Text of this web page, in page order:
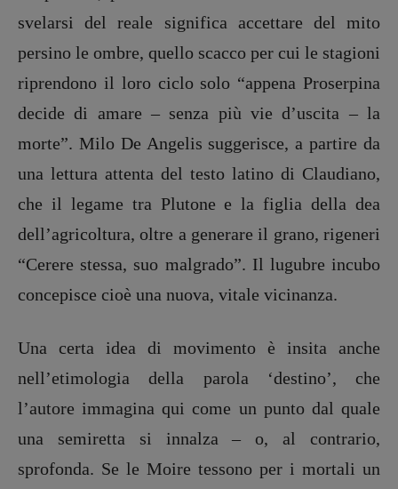
R EDAZIONE
Walter Catalano,Giuseppe Costigliola,
Anna da Re Roberto Derobertis
Fabio Malagnini
Marcoli,Elisabetta Michielin ,Nicole
Spallina
Tania Tonin
CONTATTI
Case editrici e coordinamento
Elio Grasso[eliovoyager@gmail.com]
Coordinamento Primo Piano
Elisabetta Michielin
[michielin.elisabetta@gmail.com]
Coordinamento News in breve:
Coordinamento Fumetti:
Fabio Malagnini
[fabio.malagnini@gmail.
Coordinamento Pulp for kids e social
[valentina.marcoli@gmail.com]
svelarsi del reale significa accettare del mito
persino le ombre, quello scacco per cui le stagioni
riprendono il loro ciclo solo “appena Proserpina
decide di amare – senza più vie d’uscita – la
morte”. Milo De Angelis suggerisce, a partire da
una lettura attenta del testo latino di Claudiano,
che il legame tra Plutone e la figlia della dea
dell’agricoltura, oltre a generare il grano, rigeneri
“Cerere stessa, suo malgrado”. Il lugubre incubo
concepisce cioè una nuova, vitale vicinanza.
Una certa idea di movimento è insita anche
nell’etimologia della parola ‘destino’, che
l’autore immagina qui come un punto dal quale
una semiretta si innalza – o, al contrario,
sprofonda. Se le Moire tessono per i mortali un